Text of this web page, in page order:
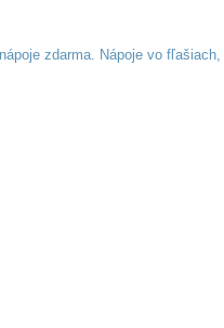
zdarma. Nápoje vo